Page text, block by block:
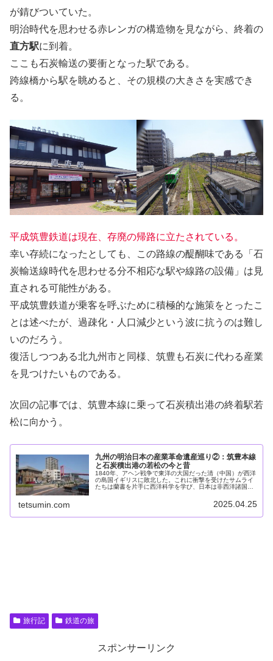
が錆びついていた。
明治時代を思わせる赤レンガの構造物を見ながら、終着の
直方駅に到着。
ここも石炭輸送の要衝となった駅である。
跨線橋から駅を眺めると、その規模の大きさを実感でき
る。
平成筑豊鉄道は現在、存廃の帰路に立たされている。
幸い存続になったとしても、この路線の醍醐味である「石
炭輸送線時代を思わせる分不相応な駅や線路の設備」は見
直される可能性がある。
平成筑豊鉄道が乗客を呼ぶために積極的な施策をとったこ
とは述べたが、過疎化・人口減少という波に抗うのは難し
いのだろう。
復活しつつある北九州市と同様、筑豊も石炭に代わる産業
を見つけたいものである。
次回の記事では、筑豊本線に乗って石炭積出港の終着駅若
松に向かう。
九州の明治日本の産業革命遺産巡り②：筑豊本線
と石炭積出港の若松の今と昔
1840年、アヘン戦争で東洋の大国だった清（中国）が西洋
の島国イギリスに敗北した。これに衝撃を受けたサムライ
たちは蘭書を片手に西洋科学を学び、日本は非西洋諸国で
tetsumin.com 2025.04.25
旅行記 鉄道の旅
スポンサーリンク